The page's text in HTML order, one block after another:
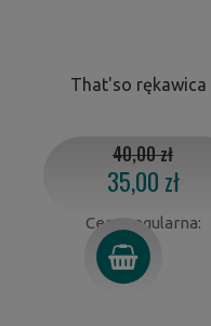
That'so rękawica
35,00 zł
Cena regularna:
40,00 zł